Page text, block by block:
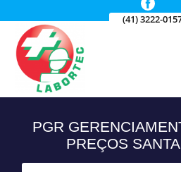
(41) 3222-
PGR
PREÇOS